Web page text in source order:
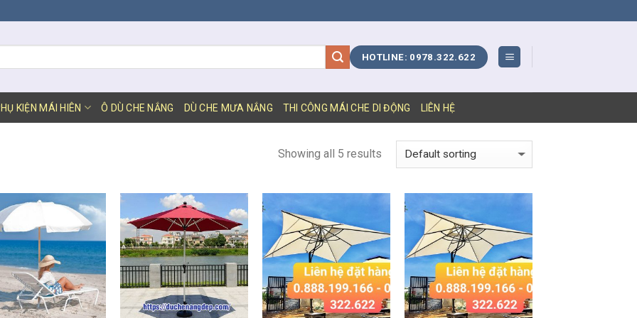
HOTLINE: 0978.322.622
KIỆN MÁI HIÊN Ô DÙ CHE NẮNG DÙ CHE MƯA NẮNG THI CÔNG MÁI CHE DI ĐỘNG LIÊN HỆ
Showing all 5 results